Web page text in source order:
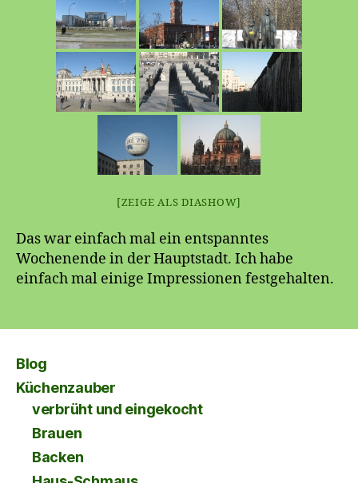
[ZEIGE ALS DIASHOW]
Das war einfach mal ein entspanntes
Wochenende in der Hauptstadt. Ich habe
einfach mal einige Impressionen festgehalten.
Blog
Küchenzauber
verbrüht und eingekocht
Brauen
Backen